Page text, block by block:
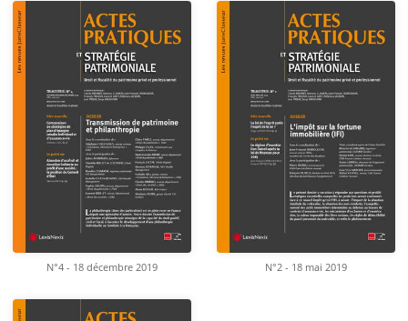
N°4 - 18 décembre 2019 N°2 - 18 mai 2019